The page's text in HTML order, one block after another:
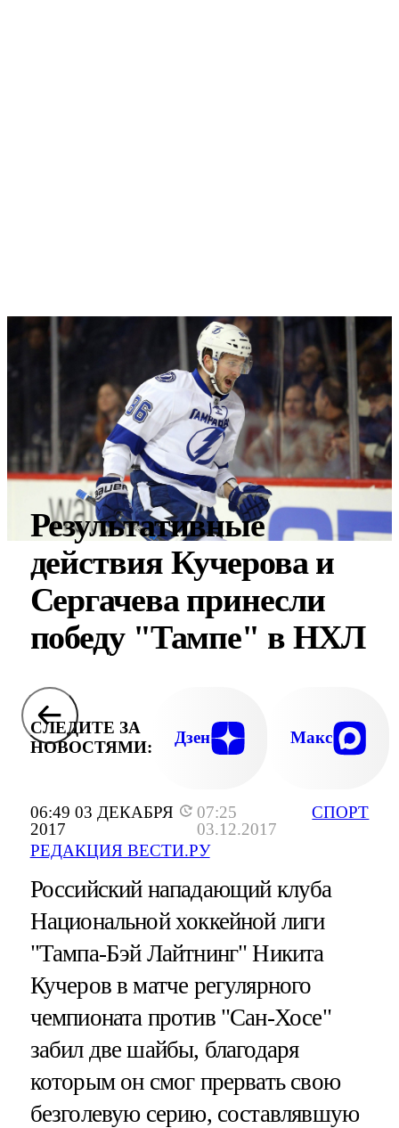
06:49 03 ДЕКАБРЯ
2017
07:25
03.12.2017
РЕДАКЦИЯ ВЕСТИ.РУ
СПОРТ
Результативные
действия Кучерова и
Сергачева принесли
победу "Тампе" в НХЛ
СЛЕДИТЕ ЗА
НОВОСТЯМИ:
Дзен Макс
Российский нападающий клуба
Национальной хоккейной лиги
"Тампа-Бэй Лайтнинг" Никита
Кучеров в матче регулярного
чемпионата против "Сан-Хосе"
забил две шайбы, благодаря
которым он смог прервать свою
безголевую серию, составлявшую